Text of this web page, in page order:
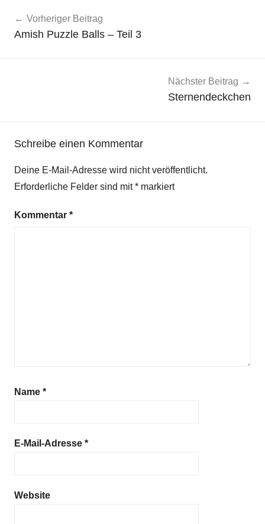
Vorheriger Beitrag
Amish Puzzle Balls – Teil 3
Nächster Beitrag
Sternendeckchen
Schreibe einen Kommentar
Deine E-Mail-Adresse wird nicht veröffentlicht.
Erforderliche Felder sind mit* markiert
Kommentar *
Name *
E-Mail-Adresse *
Website